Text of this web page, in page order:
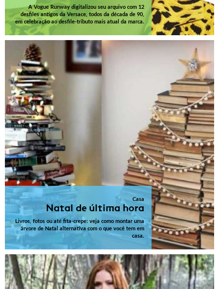
A Vogue Runway digitalizou seu arquivo com 12
desfiles antigos da Versace, todos da década de 90,
em celebração ao desfile-tributo mais atual da marca.
Casa
Natal de última hora
Livros, fotos ou até fita-crepe: veja como montar uma
árvore de Natal alternativa com o que você tem em
casa.